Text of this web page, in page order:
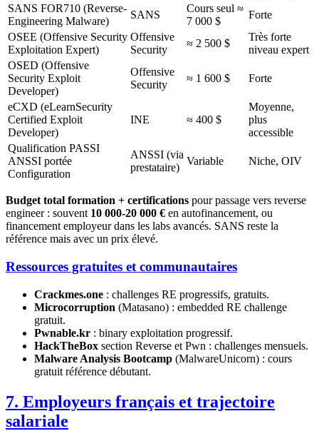
SANS FOR710 (Reverse-
Engineering Malware)
SANS
Cours seul ≈
7 000 $
Forte
OSEE (Offensive Security
Exploitation Expert)
Offensive
Security
≈ 2 500 $
Très forte
niveau expert
OSED (Offensive
Security Exploit
Developer)
Offensive
Security
≈ 1 600 $ Forte
eCXD (eLearnSecurity
Certified Exploit
Developer)
INE ≈ 400 $
Moyenne,
plus
accessible
Qualification PASSI
ANSSI portée
Configuration
ANSSI (via
prestataire)
Variable Niche, OIV
Budget total formation + certifications pour passage vers reverse
engineer : souvent 10 000-20 000 € en autofinancement, ou
financement employeur dans les labs avancés. SANS reste la
référence mais avec un prix élevé.
Ressources gratuites et communautaires
Crackmes.one : challenges RE progressifs, gratuits.
Microcorruption (Matasano) : embedded RE challenge
gratuit.
Pwnable.kr : binary exploitation progressif.
HackTheBox section Reverse et Pwn : challenges mensuels.
Malware Analysis Bootcamp (MalwareUnicorn) : cours
gratuit référence débutant.
7. Employeurs français et trajectoire
salariale